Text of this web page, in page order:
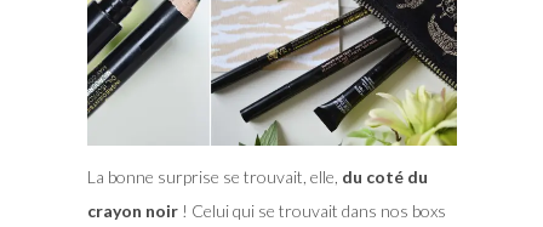
La bonne surprise se trouvait, elle, du coté du
crayon noir! Celui qui se trouvait dans nos boxs